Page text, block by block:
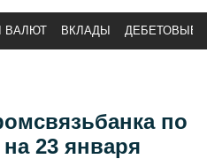
ВАЛЮТ ВКЛАДЫ ДЕБЕТОВЫЕ
по
23 января